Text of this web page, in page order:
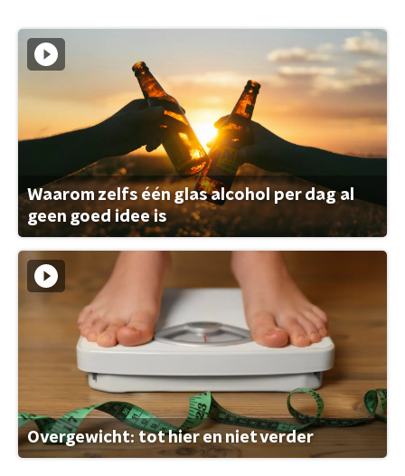
Waarom zelfs één glas alcohol per dag al
geen goed idee is
Overgewicht: tot hier en niet verder